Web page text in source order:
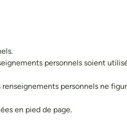
personnels soient
personnels ne
en pied de page.